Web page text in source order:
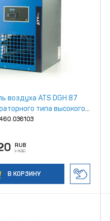
воздуха ATS DGH 87
типа высокого
RUB
с НДС
В КОРЗИНУ